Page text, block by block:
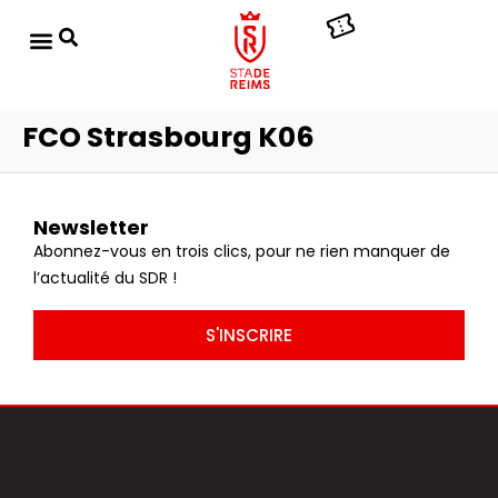
FCO Strasbourg K06
Newsletter
Abonnez-vous en trois clics, pour ne rien manquer de
l’actualité du SDR !
S'INSCRIRE